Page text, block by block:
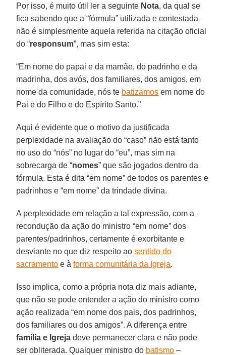
Por isso, é muito útil ler a seguinte Nota, da qual se
fica sabendo que a “fórmula” utilizada e contestada
não é simplesmente aquela referida na citação oficial
do “responsum”, mas sim esta:
“Em nome do papai e da mamãe, do padrinho e da
madrinha, dos avós, dos familiares, dos amigos, em
nome da comunidade, nós te batizamos em nome do
Pai e do Filho e do Espírito Santo.”
Aqui é evidente que o motivo da justificada
perplexidade na avaliação do “caso” não está tanto
no uso do “nós” no lugar do “eu”, mas sim na
sobrecarga de “nomes” que são jogados dentro da
fórmula. Esta é dita “em nome” de todos os parentes e
padrinhos e “em nome” da trindade divina.
A perplexidade em relação a tal expressão, com a
recondução da ação do ministro “em nome” dos
parentes/padrinhos, certamente é exorbitante e
desviante no que diz respeito aosentido do
sacramento e à forma comunitária da Igreja.
Isso implica, como a própria nota diz mais adiante,
que não se pode entender a ação do ministro como
ação realizada “em nome dos pais, dos padrinhos,
dos familiares ou dos amigos”. A diferença entre
família e Igreja deve permanecer clara e não pode
ser obliterada. Qualquer ministro do batismo –